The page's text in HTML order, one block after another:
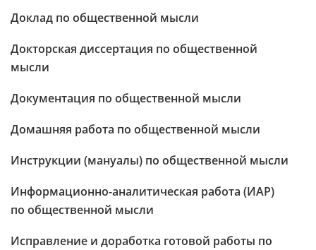
Доклад по общественной мысли
Докторская диссертация по общественной
мысли
Документация по общественной мысли
Домашняя работа по общественной мысли
Инструкции (мануалы) по общественной мысли
Информационно-аналитическая работа (ИАР)
по общественной мысли
Исправление и доработка готовой работы по